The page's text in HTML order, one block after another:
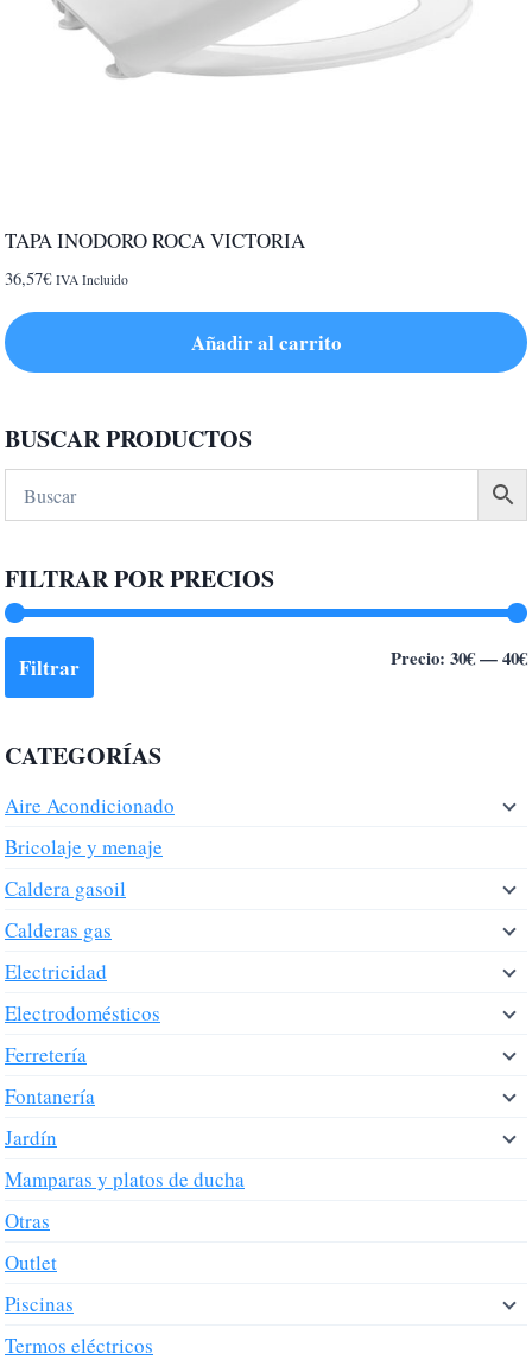
TAPA INODORO ROCA VICTORIA
36,57€ IVA Incluido
Añadir al carrito
BUSCAR PRODUCTOS
FILTRAR POR PRECIOS
Filtrar Precio: 30€—40€
CATEGORÍAS
Aire Acondicionado
Bricolaje y menaje
Caldera gasoil
Calderas gas
Electricidad
Electrodomésticos
Ferretería
Fontanería
Jardín
Mamparas y platos de ducha
Otras
Outlet
Piscinas
Termos eléctricos